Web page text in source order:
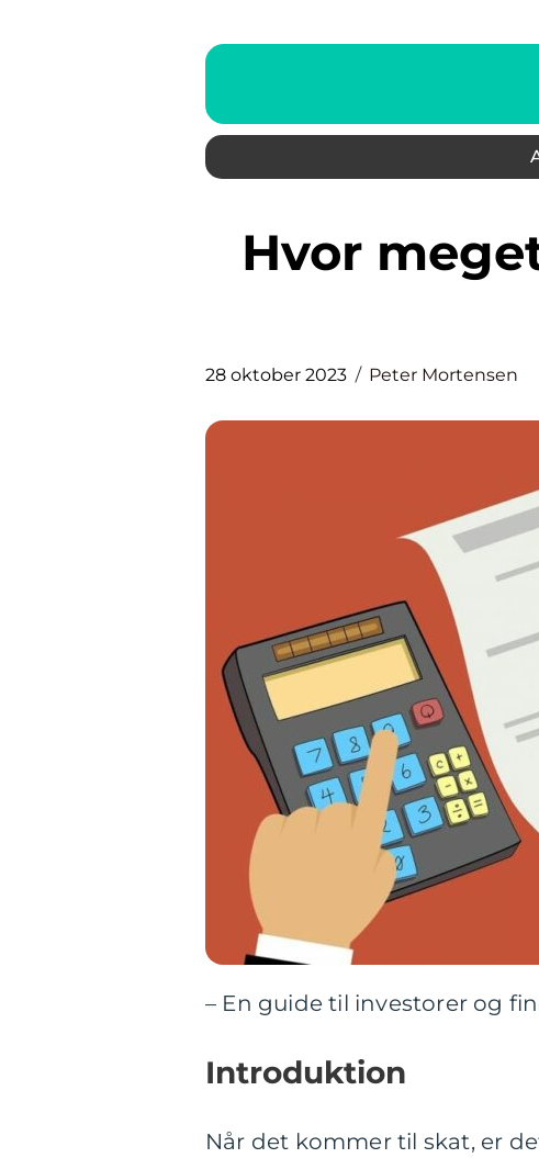
Hvor meget skal jeg betale i
28 oktober 2023 Peter Mortensen
– En guide til investorer og
Introduktion
Når det kommer til skat, er